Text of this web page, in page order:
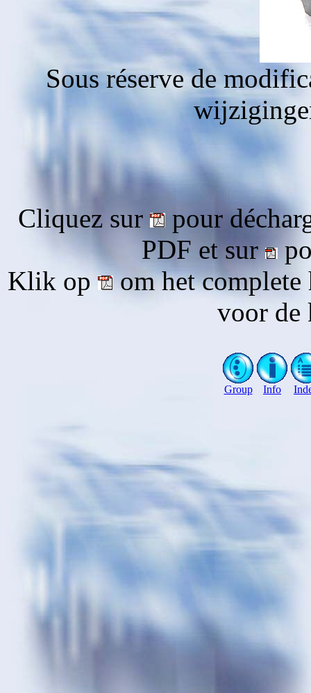
Sous réserve de
Cliquez sur
pour
PDF et sur
Klik op om het complete
voor de
Group Info